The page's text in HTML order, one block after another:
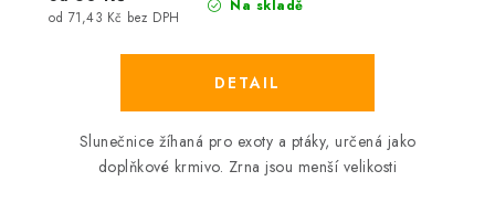
Na skladě
od 71,43 Kč bez DPH
Slunečnice žíhaná pro exoty a ptáky, určená jako
doplňkové krmivo. Zrna jsou menší velikosti